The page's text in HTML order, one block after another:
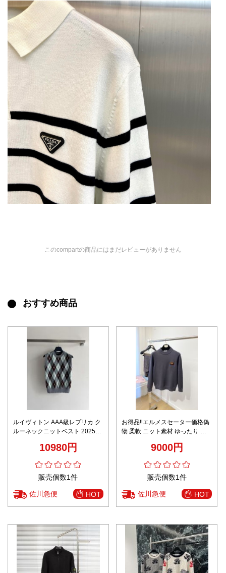
このcompartの商品にはまだレビューがありません
おすすめ商品
ルイヴィトン AAA級レプリカ ク
ルーネックニットベスト 2025年
10980円
販売個数1件
佐川急便 HOT
お得品‼エルメスセーター価格偽
物 柔軟 ニット素材 ゆったり 青
9000円
販売個数1件
佐川急便 HOT